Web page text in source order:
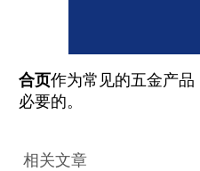
合页作为常见的五金产
必要的。
相关文章